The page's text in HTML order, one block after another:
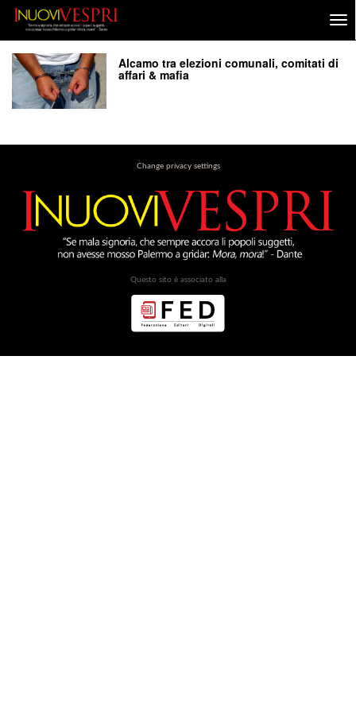
Alcamo tra elezioni comunali, comitati di
affari & mafia
Change privacy settings
Questo sito è associato alla